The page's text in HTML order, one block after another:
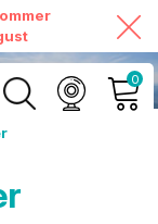
0
KONTO
WARENKORB